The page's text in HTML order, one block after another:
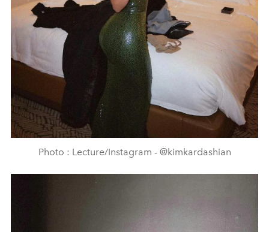
Photo : Lecture/Instagram - @kimkardashian